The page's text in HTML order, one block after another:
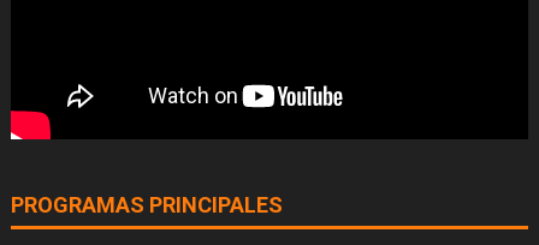
PROGRAMAS PRINCIPALES